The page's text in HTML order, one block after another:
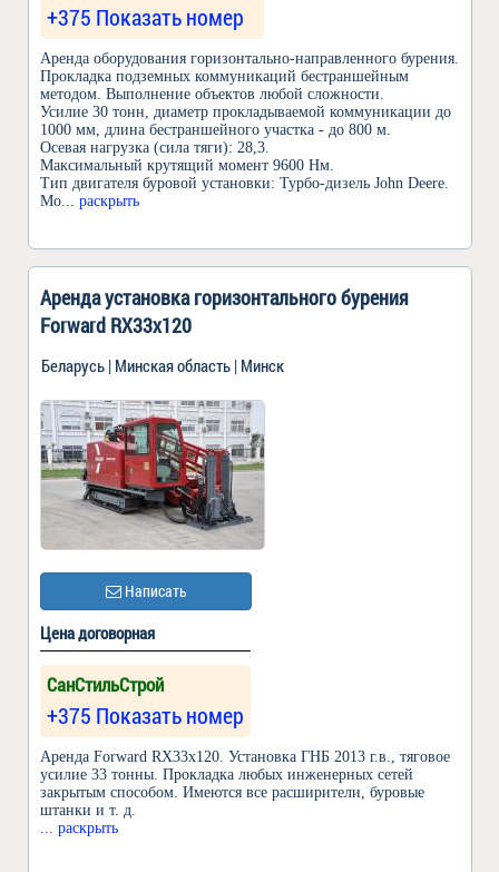
+375 Показать номер
Аренда оборудования горизонтально-направленного бурения.
Прокладка подземных коммуникаций бестраншейным
методом. Выполнение объектов любой сложности.
Усилие 30 тонн, диаметр прокладываемой коммуникации до
1000 мм, длина бестраншейного участка - до 800 м.
Осевая нагрузка (сила тяги): 28,3.
Максимальный крутящий момент 9600 Нм.
Тип двигателя буровой установки: Турбо-дизель John Deere.
Мо ... раскрыть
Аренда установка горизонтального бурения
Forward RX33x120
Беларусь | Минская область | Минск
Написать
Цена договорная
СанСтильСтрой
+375 Показать номер
Аренда Forward RX33x120. Установка ГНБ 2013 г.в., тяговое
усилие 33 тонны. Прокладка любых инженерных сетей
закрытым способом. Имеются все расширители, буровые
штанки и т. д.
... раскрыть